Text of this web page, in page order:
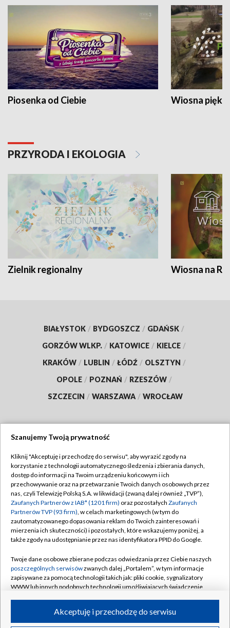
Piosenka od Ciebie Wiosna
PRZYRODA I EKOLOGIA
Zielnik regionalny Wiosna na
BIAŁYSTOK / BYDGOSZCZ / GDAŃSK /
GORZÓW WLKP. / KATOWICE / KIELCE /
KRAKÓW / LUBLIN / ŁÓDŹ / OLSZTYN /
OPOLE / POZNAŃ / RZESZÓW /
SZCZECIN / WARSZAWA / WROCŁAW
TVP
Abonament TVP
Emisja w TVP
Centrum informacji TVP
Naziemna Telewizja Cyfrowa
Rada Programowa
System NOS
Informacje o nadawcy
Program dla prasy
Regulamin TVP
Polityka prywatności
Moje zgody
Pomoc
Kontakt
Kanały
Szanujemy Twoją prywatność
Kliknij "Akceptuję i przechodzę do serwisu", aby wyrazić zgody na
korzystanie z technologii automatycznego śledzenia i zbierania danych,
dostęp do informacji na Twoim urządzeniu końcowym i ich
przechowywanie oraz na przetwarzanie Twoich danych osobowych przez
nas, czyli Telewizję Polską S.A. w likwidacji (zwaną dalej również „TVP”),
Zaufanych Partnerów z IAB* (1201 firm) oraz pozostałych Zaufanych
Partnerów TVP (93 firm), w celach marketingowych (w tym do
zautomatyzowanego dopasowania reklam do Twoich zainteresowań i
mierzenia ich skuteczności) i pozostałych, które wskazujemy poniżej, a
także zgody na udostępnianie przez nas identyfikatora PPID do Google.
Twoje dane osobowe zbierane podczas odwiedzania przez Ciebie naszych
poszczególnych serwisówzwanych dalej „Portalem”, w tym informacje
zapisywane za pomocą technologii takich jak: pliki cookie, sygnalizatory
WWW lub innych podobnych technologii umożliwiających świadczenie
ruchu w Internecie.Akceptuję i przechodzę do serwisu